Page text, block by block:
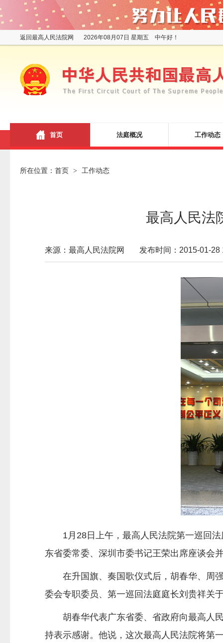
返回最高人民法院网 2026年08月07日 星期五 中午好！
首页 法庭概况 工作动态
所在位置： 首页 > 工作动态
最高人民法
来源：最高人民法院网 发布时间：2015-01-28
1月28日上午，最高人民法院第一巡回
东省委常委、深圳市委书记王荣出席座谈会
在升国旗、奏国歌仪式后，胡春华、周
委会专职委员、第一巡回法庭庭长刘贵祥关
胡春华代表广东省委、省政府向最高人
持表示感谢。他说，这次最高人民法院将第